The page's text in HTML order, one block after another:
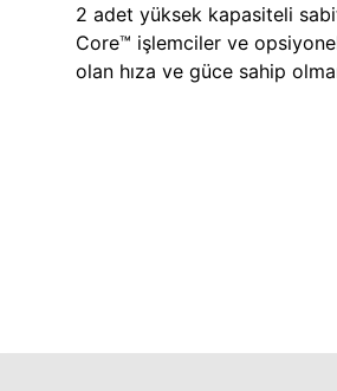
2 adet yüksek kapasiteli
Core™ işlemciler ve
olan hıza ve güce sahip